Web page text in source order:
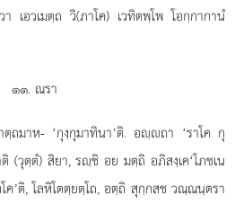
อวเมตฺถ วิ(ภาโค) เวทิตพฺโพ โอกฺกากานํ
๑๑. ณรา
ถมาห- ‘กุงฺกุมาทินา’ติ. อฺถา ‘ราโค กุ
(วุตฺตํ) สิยา, รฺชิ อย มตฺถิ อภิสงฺเค‘โภชเน
ค’ติ, โลหิโตตฺยตฺโถ, อตฺถิ สุกฺกสช วณฺณนฺตรา